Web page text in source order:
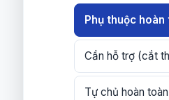
Phụ thuộc hoàn
Cần hỗ trợ (cắt
Tự chủ hoàn toàn